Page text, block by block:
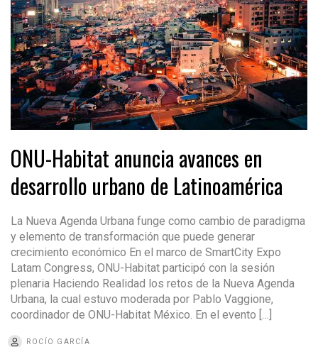
ONU-Habitat anuncia avances en
desarrollo urbano de Latinoamérica
La Nueva Agenda Urbana funge como cambio de paradigma
y elemento de transformación que puede generar
crecimiento económico En el marco de SmartCity Expo
Latam Congress, ONU-Habitat participó con la sesión
plenaria Haciendo Realidad los retos de la Nueva Agenda
Urbana, la cual estuvo moderada por Pablo Vaggione,
coordinador de ONU-Habitat México. En el evento […]
ROCÍO GARCÍA